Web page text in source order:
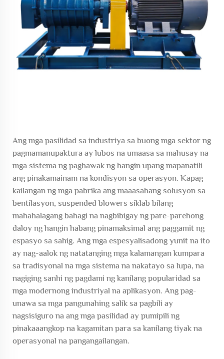
Ang mga pasilidad sa industriya sa buong mga sektor ng
pagmamanupaktura ay lubos na umaasa sa mahusay na
mga sistema ng paghawak ng hangin upang mapanatili
ang pinakamainam na kondisyon sa operasyon. Kapag
kailangan ng mga pabrika ang maaasahang solusyon sa
bentilasyon, suspended blowers siklab bilang
mahahalagang bahagi na nagbibigay ng pare-parehong
daloy ng hangin habang pinamaksimal ang paggamit ng
espasyo sa sahig. Ang mga espesyalisadong yunit na ito
ay nag-aalok ng natatanging mga kalamangan kumpara
sa tradisyonal na mga sistema na nakatayo sa lupa, na
nagiging sanhi ng pagdami ng kanilang popularidad sa
mga modernong industriyal na aplikasyon. Ang pag-
unawa sa mga pangunahing salik sa pagbili ay
nagsisiguro na ang mga pasilidad ay pumipili ng
pinakaaangkop na kagamitan para sa kanilang tiyak na
operasyonal na pangangailangan.